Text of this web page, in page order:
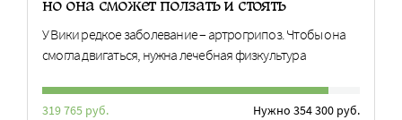
У Вики редкое заболевание – артрогрипоз. Чтобы она
смогла двигаться, нужна лечебная физкультура
319 765 руб. Нужно 354 300 руб.